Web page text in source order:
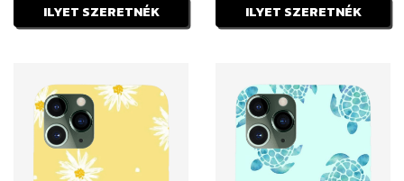
ILYET SZERETNÉK
ILYET SZERETNÉK